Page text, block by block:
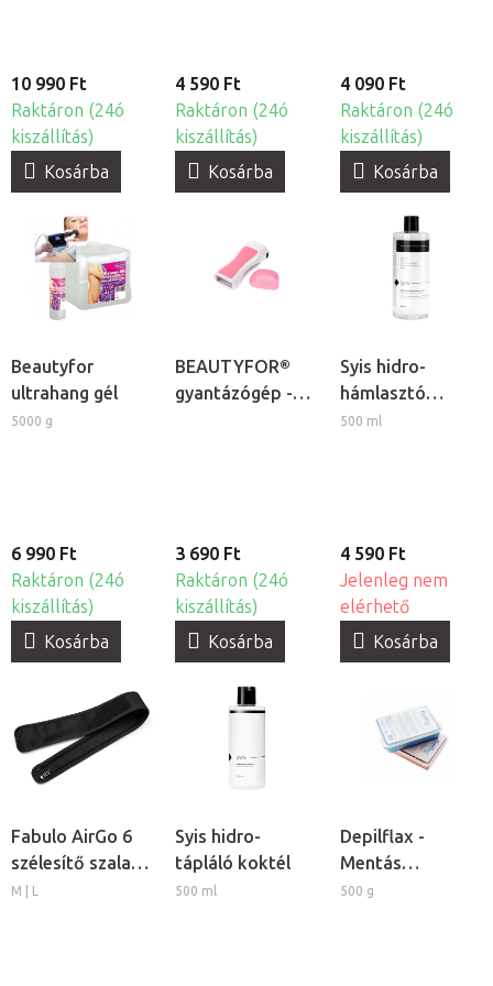
10 990 Ft
Raktáron (24ó
kiszállítás)
Kosárba
4 590 Ft
Raktáron (24ó
kiszállítás)
Kosárba
4 090 Ft
Raktáron (24ó
kiszállítás)
Kosárba
Beautyfor
ultrahang gél
5000 g
6 990 Ft
Raktáron (24ó
kiszállítás)
Kosárba
BEAUTYFOR®
gyantázógép -
3 690 Ft
Raktáron (24ó
kiszállítás)
Kosárba
Syis hidro-
hámlasztó
koktél
500 ml
4 590 Ft
Jelenleg nem
elérhető
Kosárba
Fabulo AirGo 6
szélesítő szalag
lábmandzsettához,
M | L
Syis hidro-
tápláló koktél
500 ml
Depilflax -
Mentás
kozmetikai
500 g